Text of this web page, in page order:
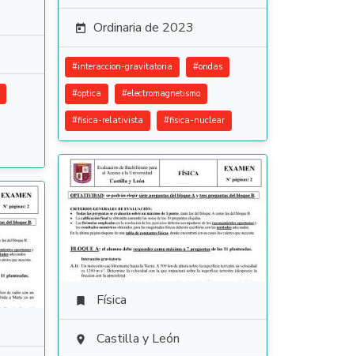
 Ordinaria de 2023
#interaccion-gravitatoria #ondas
#optica #electromagnetismo
#fisica-relativista #fisica-nuclear
 Física
 Castilla y León